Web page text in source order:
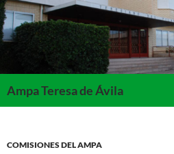
Saltar
al
contenido
Ampa Teresa de Ávila
COMISIONES DEL AMPA